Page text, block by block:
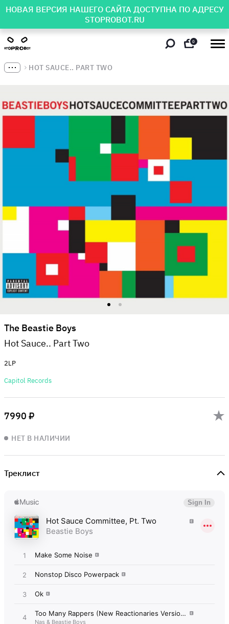
НОВАЯ ВЕРСИЯ НАШЕГО САЙТА ДОСТУПНА ПО АДРЕСУ
STOPROBOT.RU
0
HOT SAUCE.. PART TWO
The Beastie Boys
Hot Sauce.. Part Two
2LP
Capitol Records
7990 ₽
НЕТ В НАЛИЧИИ
Треклист